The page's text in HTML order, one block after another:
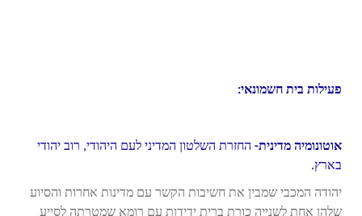
פעילות בית חשמונאי:
אוטונומיה מדינית- החזרת השלטון המדיני לעם היהודי, רוב יהודי
בארץ.
יהודה המכבי שמבין את חשיבות הקשר עם מדינות אחרות והסיוע
שלהן אחת לשנייה כורת ברית ידידות עם רומא שמטרתה לסייע